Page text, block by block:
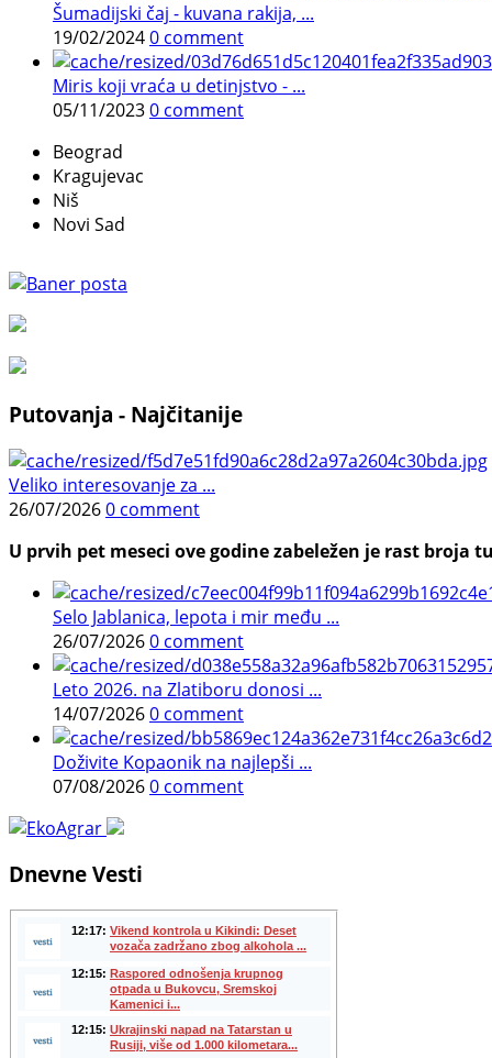
Šumadijski čaj - kuvana rakija, ...
19/02/20240 comment
Miris koji vraća u detinjstvo - ...
05/11/20230 comment
Beograd
Kragujevac
Niš
Novi Sad
Putovanja - Najčitanije
Veliko interesovanje za ...
26/07/20260 comment
U prvih pet meseci ove godine zabeležen je rast
Selo Jablanica, lepota i mir među ...
26/07/20260 comment
Leto 2026. na Zlatiboru donosi ...
14/07/20260 comment
Doživite Kopaonik na najlepši ...
07/08/20260 comment
Dnevne Vesti